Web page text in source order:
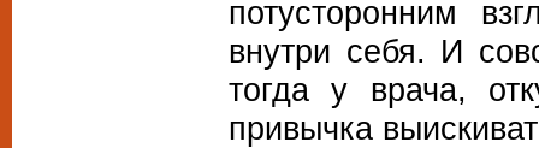
потусторонним
внутри себя. И
тогда у врача,
привычка